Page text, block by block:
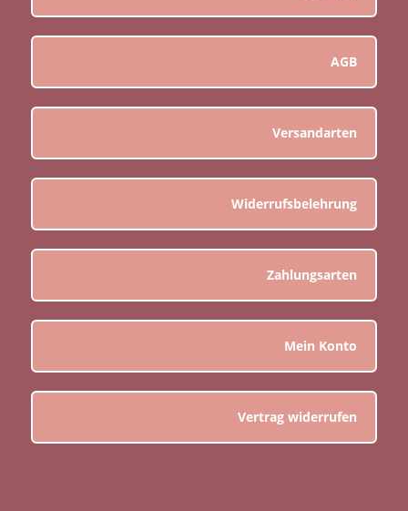
AGB
Versandarten
Widerrufsbelehrung
Zahlungsarten
Mein Konto
Vertrag widerrufen